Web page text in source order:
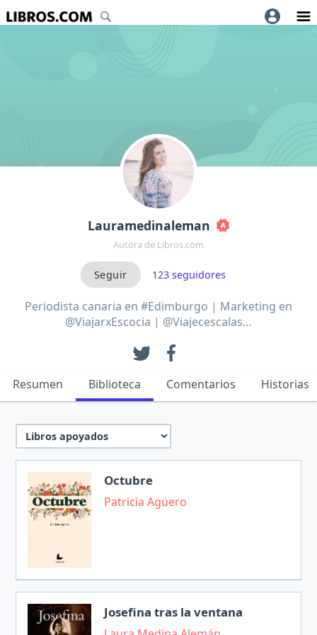
Lauramedinaleman
Autora de Libros.com
123seguidores
Periodista canaria en #Edimburgo | Marketing en
@ViajarxEscocia | @Viajecescalas…
Resumen Biblioteca Comentarios Historias
Octubre
Patricia Agüero
Josefina tras la ventana